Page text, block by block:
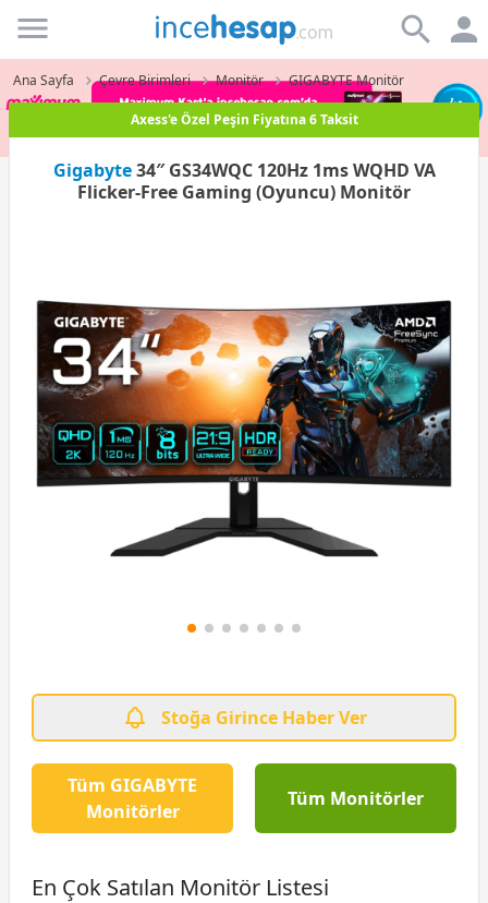
Incehesap
Ana Sayfa Çevre Birimleri Monitör GIGABYTE Monitör
Paraf Karta Peşin Fiyatına 3 Taksit
Gigabyte34″ GS34WQC 120Hz 1ms WQHD VA
Flicker-Free Gaming (Oyuncu) Monitör
Stoğa Girince Haber Ver
Tüm GIGABYTE
Monitörler
Tüm Monitörler
En Çok Satılan Monitör Listesi